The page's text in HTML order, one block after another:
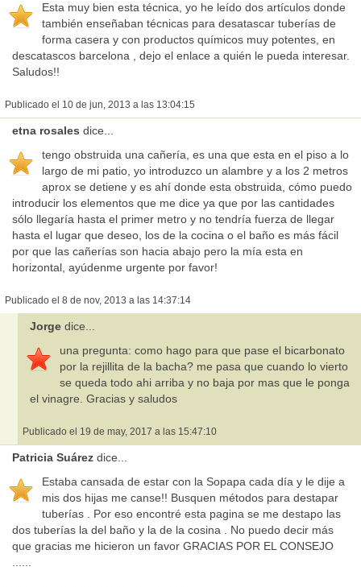
Esta muy bien esta técnica, yo he leído dos artículos donde
también enseñaban técnicas para desatascar tuberías de
forma casera y con productos químicos muy potentes, en
descatascos barcelona , dejo el enlace a quién le pueda interesar.
Saludos!!
Publicado el 10 de jun, 2013 a las 13:04:15
etna rosales dice...
tengo obstruida una cañería, es una que esta en el piso a lo
largo de mi patio, yo introduzco un alambre y a los 2 metros
aprox se detiene y es ahí donde esta obstruida, cómo puedo
introducir los elementos que me dice ya que por las cantidades
sólo llegaría hasta el primer metro y no tendría fuerza de llegar
hasta el lugar que deseo, los de la cocina o el baño es más fácil
por que las cañerías son hacia abajo pero la mía esta en
horizontal, ayúdenme urgente por favor!
Publicado el 8 de nov, 2013 a las 14:37:14
Jorge dice...
una pregunta: como hago para que pase el bicarbonato
por la rejillita de la bacha? me pasa que cuando lo vierto
se queda todo ahi arriba y no baja por mas que le ponga
el vinagre. Gracias y saludos
Publicado el 19 de may, 2017 a las 15:47:10
Patricia Suárez dice...
Estaba cansada de estar con la Sopapa cada día y le dije a
mis dos hijas me canse!! Busquen métodos para destapar
tuberías . Por eso encontré esta pagina se me destapo las
dos tuberías la del baño y la de la cosina . No puedo decir más
que gracias me hicieron un favor GRACIAS POR EL CONSEJO